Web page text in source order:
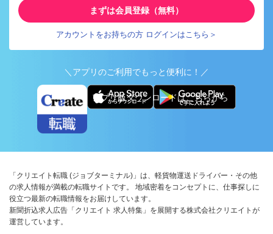
まずは会員登録（無料）
アカウントをお持ちの方 ログインはこちら＞
＼アプリのご利用でもっと便利に！／
アプリ版ダウンロードはこちらから
「クリエイト転職 (ジョブターミナル)」は、軽貨物運送ドライバー・その他
の求人情報が満載の転職サイトです。 地域密着をコンセプトに、仕事探しに
役立つ最新の転職情報をお届けしています。
新聞折込求人広告「クリエイト 求人特集」を展開する株式会社クリエイトが
運営しています。